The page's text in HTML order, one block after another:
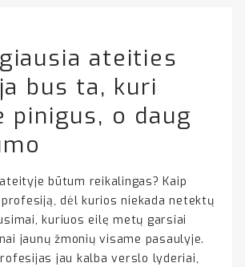
ateities
bus ta, kuri
pinigus, o daug
būtum reikalingas? Kaip
dėl kurios niekada netektų
kuriuos eilę metų garsiai
jaunų žmonių visame pasaulyje.
jau kalba verslo lyderiai,